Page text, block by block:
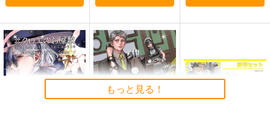
黒白のアヴェスター 2
神座万象・第十四機
関
通勤道中であの娘がぱ
んつを見せてくる本
13
嘘つき屋
662円 （税込）
オリジナル
C-ARTS
1,430
オリジナル
もっと見る！